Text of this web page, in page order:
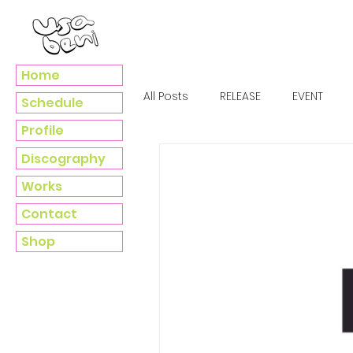
Home
Schedule
Profile
Discography
Works
Contact
Shop
All Posts RELEASE EVENT